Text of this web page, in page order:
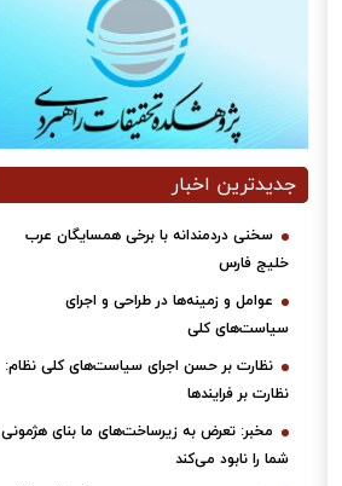
جدیدترین اخبار
سخنی دردمندانه با برخی همسایگان عرب
خلیج فارس
عوامل و زمینه‌ها در طراحی و اجرای
سیاست‌های کلی
نظارت بر حسن اجرای سیاست‌های کلی نظام:
نظارت بر فرایندها
مخبر: تعرض به زیرساخت‌های ما بنای هژمونی
شما را نابود می‌کند